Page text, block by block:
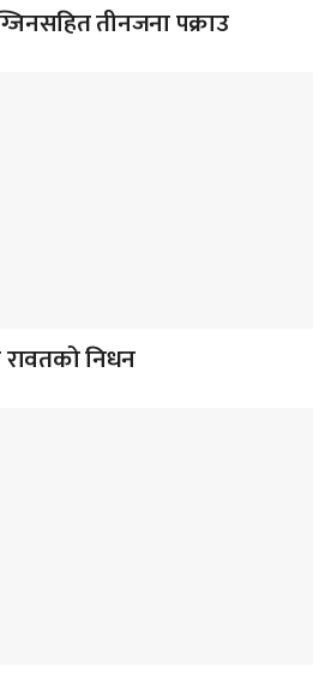
तीनजना पक्राउ
रावतको निधन